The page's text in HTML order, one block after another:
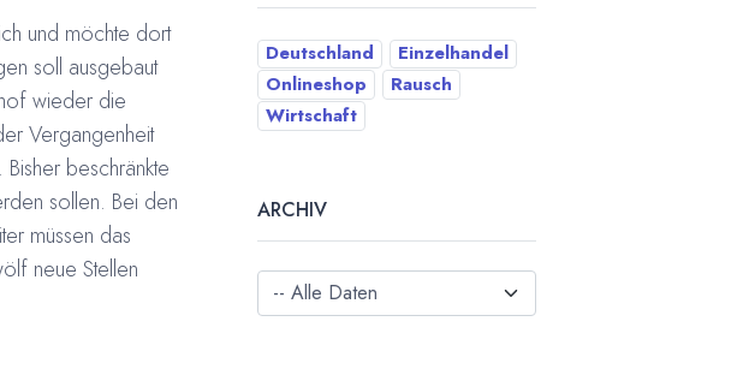
und möchte dort
soll ausgebaut
wieder die
Vergangenheit
beschränkte
sollen. Bei den
müssen das
neue Stellen
Deutschland
Einzelhandel
Onlineshop
Rausch
Wirtschaft
ARCHIV